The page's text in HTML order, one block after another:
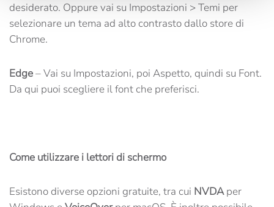
desiderato. Oppure vai su Impostazioni > Temi per
selezionare un tema ad alto contrasto dallo store di
Chrome.
Edge– Vai su Impostazioni, poi Aspetto, quindi su Font.
Da qui puoi scegliere il font che preferisci.
Come utilizzare i lettori di schermo
Esistono diverse opzioni gratuite, tra cui NVDAper